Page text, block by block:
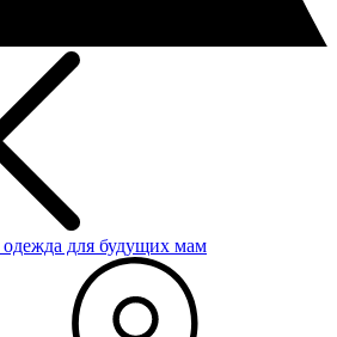
для будущих мам